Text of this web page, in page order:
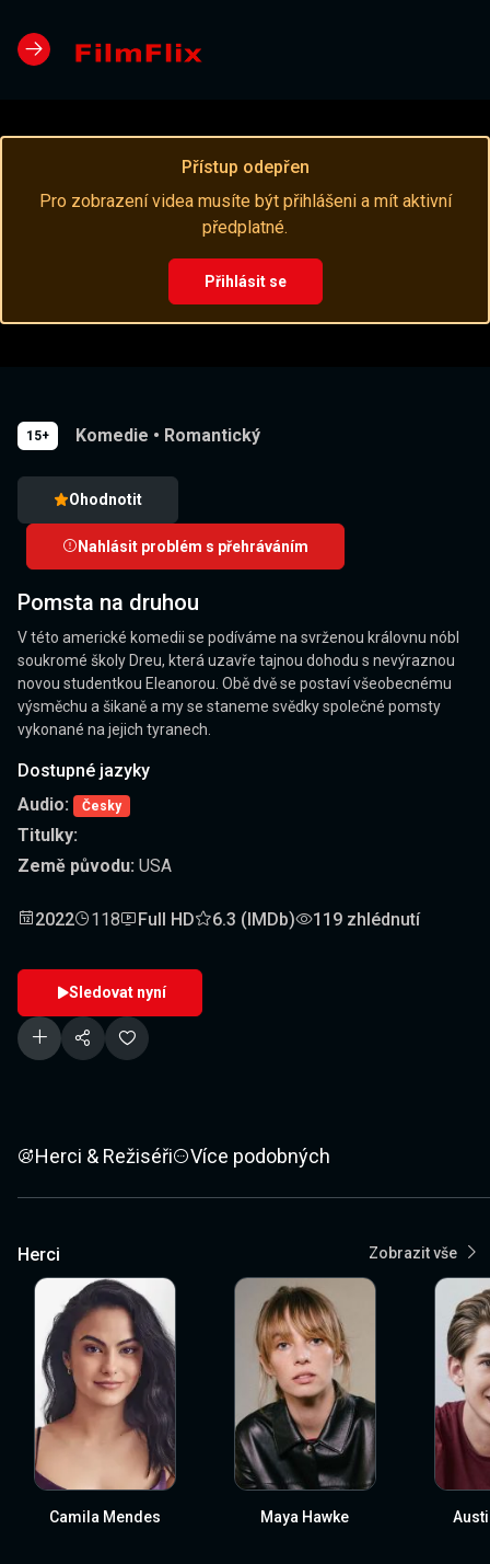
Přístup odepřen
Pro zobrazení videa musíte být přihlášeni a mít aktivní
předplatné.
Přihlásit se
15+ Komedie • Romantický
Ohodnotit
Nahlásit problém s přehráváním
Pomsta na druhou
V této americké komedii se podíváme na svrženou královnu nóbl
soukromé školy Dreu, která uzavře tajnou dohodu s nevýraznou
novou studentkou Eleanorou. Obě dvě se postaví všeobecnému
výsměchu a šikaně a my se staneme svědky společné pomsty
vykonané na jejich tyranech.
Dostupné jazyky
Audio:
Česky
Titulky:
Země původu: USA
2022 118 Full HD 6.3 (IMDb) 119 zhlédnutí
Sledovat nyní
Herci & Režiséři Více podobných
Herci Zobrazit vše
Camila Mendes Maya Hawke